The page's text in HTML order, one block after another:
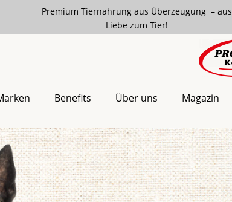
Premium Tiernahrung aus Überzeugung – aus
Liebe zum Tier!
Benefits Über uns Magazin